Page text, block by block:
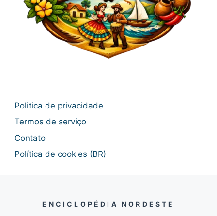
Politica de privacidade
Termos de serviço
Contato
Política de cookies (BR)
ENCICLOPÉDIA NORDESTE